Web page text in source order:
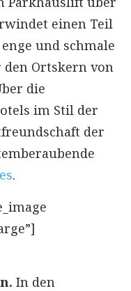
einen Teil
und schmale
den Ortskern von
die
im Stil der
der
.
In den